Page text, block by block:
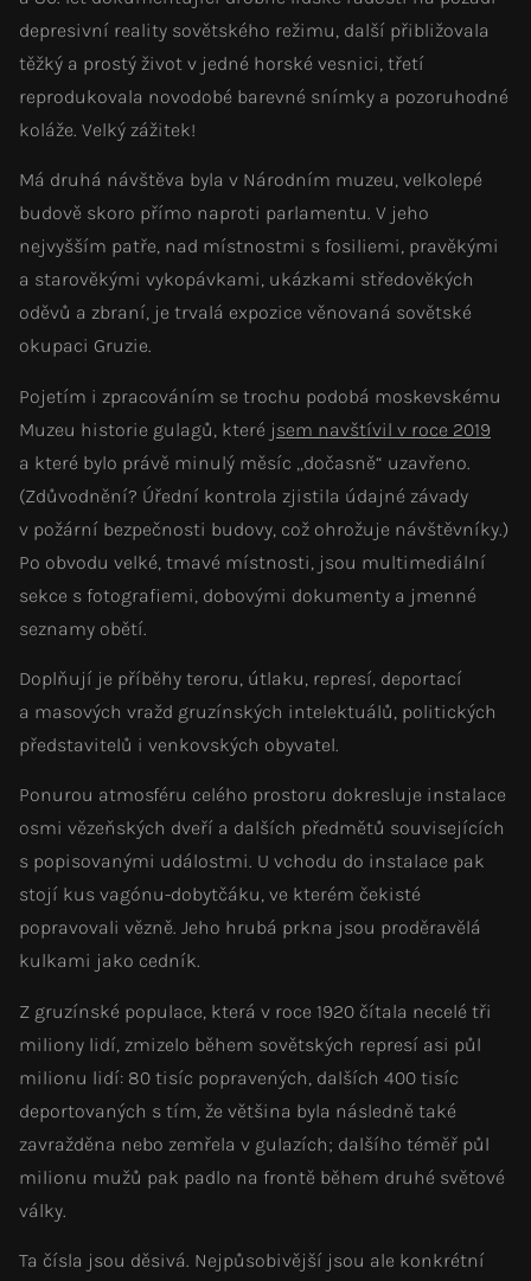
depresivní reality sovětského režimu, další přibližovala
těžký a prostý život v jedné horské vesnici, třetí
reprodukovala novodobé barevné snímky a pozoruhodné
koláže. Velký zážitek!
Má druhá návštěva byla v Národním muzeu, velkolepé
budově skoro přímo naproti parlamentu. V jeho
nejvyšším patře, nad místnostmi s fosiliemi, pravěkými
a starověkými vykopávkami, ukázkami středověkých
oděvů a zbraní, je trvalá expozice věnovaná sovětské
okupaci Gruzie.
Pojetím i zpracováním se trochu podobá moskevskému
Muzeu historie gulagů, které jsem navštívil v roce 2019
a které bylo právě minulý měsíc „dočasně“ uzavřeno.
(Zdůvodnění? Úřední kontrola zjistila údajné závady
v požární bezpečnosti budovy, což ohrožuje návštěvníky.)
Po obvodu velké, tmavé místnosti, jsou multimediální
sekce s fotografiemi, dobovými dokumenty a jmenné
seznamy obětí.
Doplňují je příběhy teroru, útlaku, represí, deportací
a masových vražd gruzínských intelektuálů, politických
představitelů i venkovských obyvatel.
Ponurou atmosféru celého prostoru dokresluje instalace
osmi vězeňských dveří a dalších předmětů souvisejících
s popisovanými událostmi. U vchodu do instalace pak
stojí kus vagónu-dobytčáku, ve kterém čekisté
popravovali vězně. Jeho hrubá prkna jsou proděravělá
kulkami jako cedník.
Z gruzínské populace, která v roce 1920 čítala necelé tři
miliony lidí, zmizelo během sovětských represí asi půl
milionu lidí: 80 tisíc popravených, dalších 400 tisíc
deportovaných s tím, že většina byla následně také
zavražděna nebo zemřela v gulazích; dalšího téměř půl
milionu mužů pak padlo na frontě během druhé světové
války.
Ta čísla jsou děsivá. Nejpůsobivější jsou ale konkrétní